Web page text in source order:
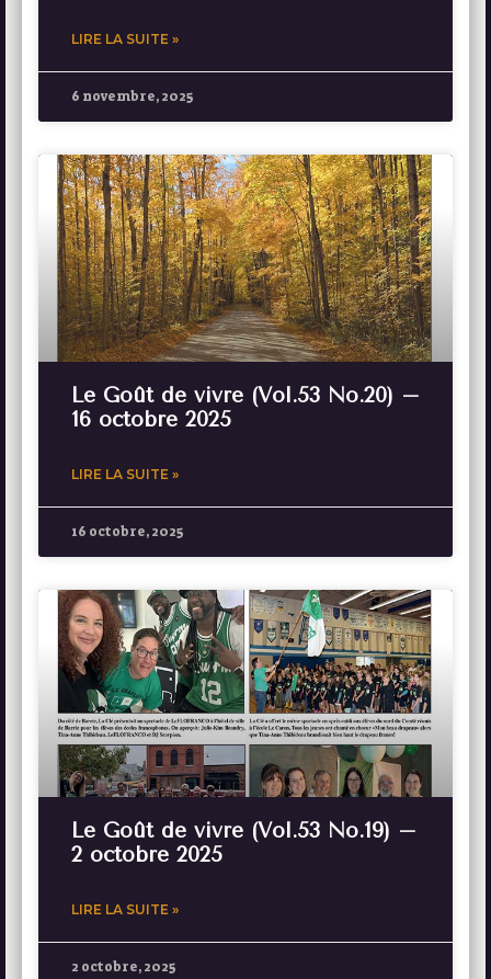
LIRE LA SUITE »
6 novembre, 2025
Le Goût de vivre (Vol.53 No.20) –
16 octobre 2025
LIRE LA SUITE »
16 octobre, 2025
Le Goût de vivre (Vol.53 No.19) –
2 octobre 2025
LIRE LA SUITE »
2 octobre, 2025